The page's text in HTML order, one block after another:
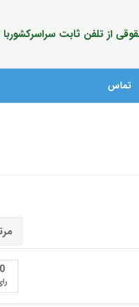
از تلفن ثابت سراسرکشوربا
تماس
0